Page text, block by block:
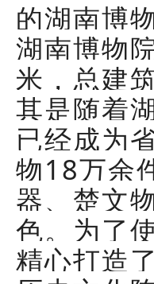
的湖南博
湖南博物
米，总建
其是随着
已经成为
物18万余
器、楚文
色。为了
精心打造